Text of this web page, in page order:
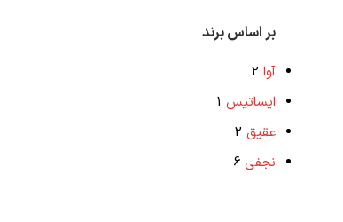
بر اساس برند
آوا 2
ایساتیس 1
عقیق 2
نجفی 6